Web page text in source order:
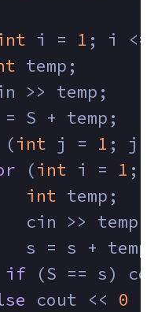
i = 1 ; i <=
temp;
>> temp;
S + temp;
(int j = 1 ; j
(int i = 1 ; i
int temp;
cin >> temp;
s = s +
if (S == s)
cout << 0